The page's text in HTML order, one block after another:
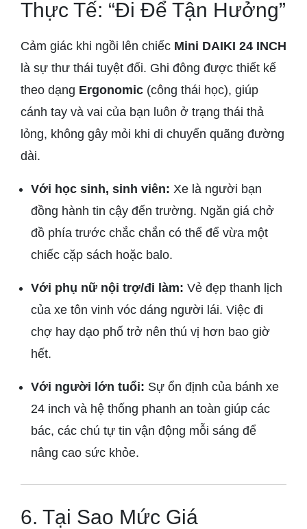
Thực Tế: “Đi Để Tận Hưởng”
Cảm giác khi ngồi lên chiếc Mini DAIKI 24 INCH
là sự thư thái tuyệt đối. Ghi đông được thiết kế
theo dạng Ergonomic (công thái học), giúp
cánh tay và vai của bạn luôn ở trạng thái thả
lỏng, không gây mỏi khi di chuyển quãng đường
dài.
Với học sinh, sinh viên: Xe là người bạn
đồng hành tin cậy đến trường. Ngăn giá chở
đồ phía trước chắc chắn có thể để vừa một
chiếc cặp sách hoặc balo.
Với phụ nữ nội trợ/đi làm: Vẻ đẹp thanh lịch
của xe tôn vinh vóc dáng người lái. Việc đi
chợ hay dạo phố trở nên thú vị hơn bao giờ
hết.
Với người lớn tuổi: Sự ổn định của bánh xe
24 inch và hệ thống phanh an toàn giúp các
bác, các chú tự tin vận động mỗi sáng để
nâng cao sức khỏe.
6. Tại Sao Mức Giá